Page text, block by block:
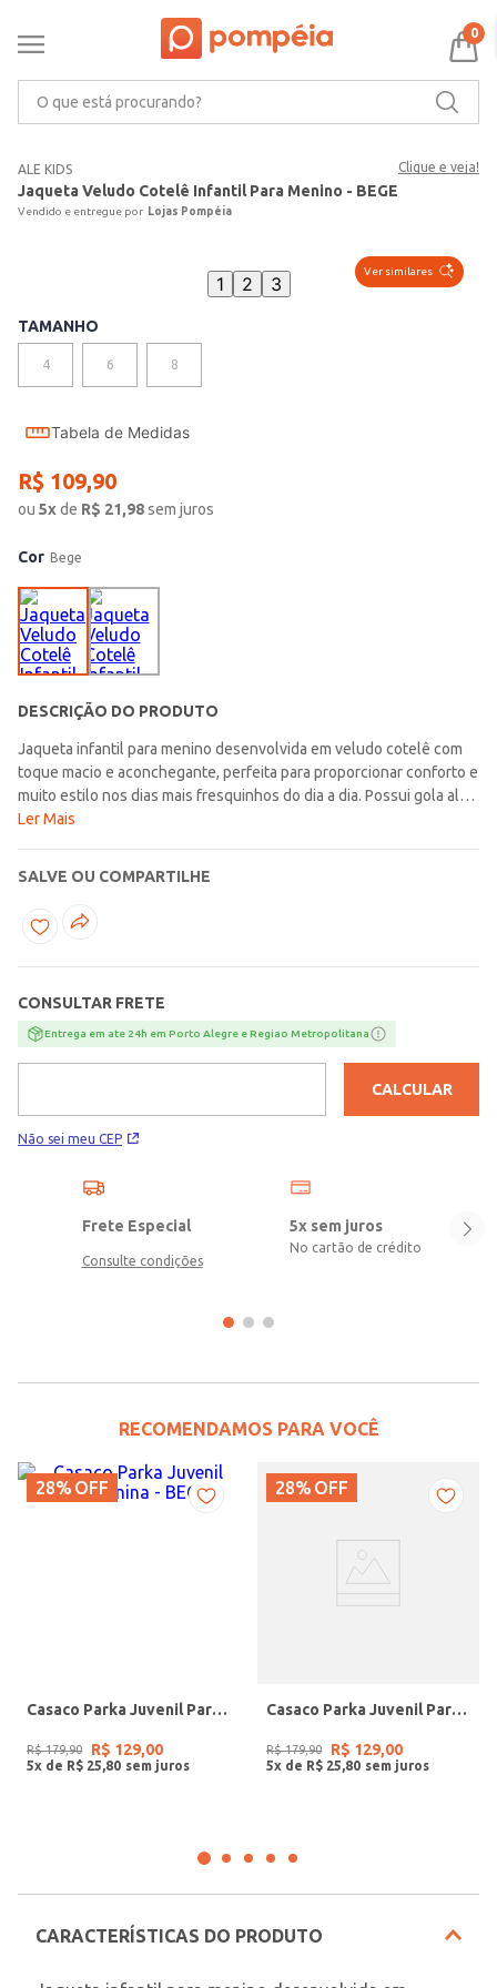
0
ALE KIDS Clique e veja!
Jaqueta Veludo Cotelê Infantil Para Menino - BEGE
Lojas Pompéia
Ver similares
1 2 3
TAMANHO
4 6 8
Tabela de Medidas
R$ 109,90
ou 5xde R$ 21,98sem juros
Cor Bege
DESCRIÇÃO DO PRODUTO
Jaqueta infantil para menino desenvolvida em veludo cotelê com
toque macio e aconchegante, perfeita para proporcionar conforto e
muito estilo nos dias mais fresquinhos do dia a dia. Possui gola alta,
mangas longas, fechamento frontal por zíper e bolsos frontais
aplicação da marca na altura do peito, trazendo um toque moderno
e delicado para a peça. Uma opção confortável e estilosa, ideal para
compor looks aconchegantes e cheios de charme para diversos
Ler Mais
SALVE OU COMPARTILHE
CONSULTAR FRETE
Entrega em ate 24h em Porto Alegre e Regiao Metropolitana
Não sei meu CEP
CALCULAR
Frete Especial
Consulte condições
5x sem juros
No cartão de crédito
RECOMENDAMOS PARA VOCÊ
28% OFF
Casaco Parka Juvenil Para Menina - BEGE
R$ 179,90 R$ 129,00
5x de R$ 25 80
28% OFF
Casaco Parka Juvenil Para Menina - PRETO
R$ 179,90 R$ 129,00
5x de R$ 25 80
CARACTERÍSTICAS DO PRODUTO